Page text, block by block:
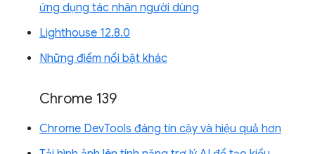
ứng dụng tác nhân người dùng
Lighthouse 12.8.0
Những điểm nổi bật khác
Chrome 139
Chrome DevTools đáng tin cậy và hiệu quả hơn